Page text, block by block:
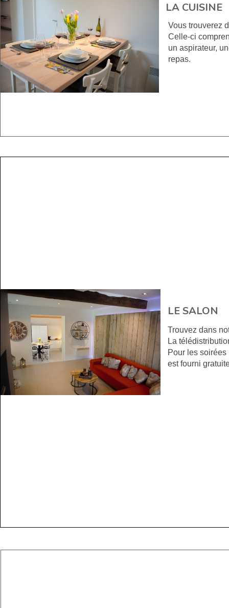
LA CUISINE
Vous trouverez
Celle-ci
un aspirateur,
repas.
LE SALON
Trouvez dans
La
Pour les
est fourni